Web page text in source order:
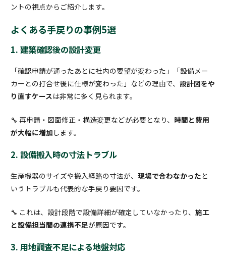
ントの視点からご紹介します。
よくある手戻りの事例5選
1. 建築確認後の設計変更
「確認申請が通ったあとに社内の要望が変わった」「設備メー
カーとの打合せ後に仕様が変わった」などの理由で、設計図をや
り直すケースは非常に多く見られます。
🔧 再申請・図面修正・構造変更などが必要となり、 時間と費用
が大幅に増加 します。
2. 設備搬入時の寸法トラブル
生産機器のサイズや搬入経路の寸法が、現場で合わなかったと
いうトラブルも代表的な手戻り要因です。
🔧 これは、設計段階で設備詳細が確定していなかったり、施工
と設備担当間の連携不足が原因です。
3. 用地調査不足による地盤対応